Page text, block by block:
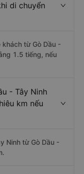
di chuyển
từ Gò Dầu -
1.5 tiếng, nếu
- Tây Ninh
km nếu
Ninh từ Gò Dầu -